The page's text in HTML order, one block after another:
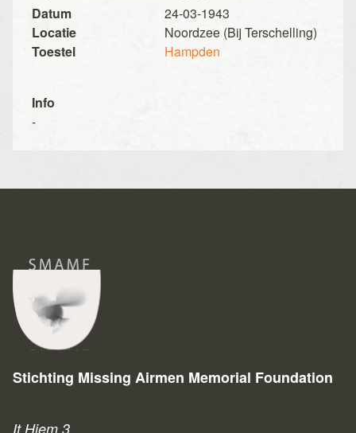
Datum
24-03-1943
Locatie
Noordzee (Bij Terschelling)
Toestel
Hampden
Info
-
Stichting Missing Airmen Memorial Foundation
It Hiem 3